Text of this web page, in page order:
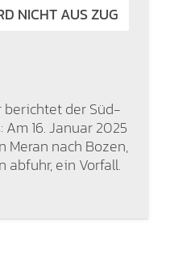
NICHT AUS ZUG
berichtet der Süd-
16. Januar 2025
Meran nach Bozen,
abfuhr, ein Vorfall.